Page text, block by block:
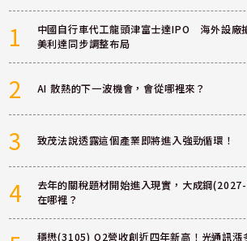
1
中國自行車代工龍頭津富士達IPO 海外設廠
美利達同步調整布局
2 AI 散熱的下一波機會，會從哪裡來？
3 致茂法說透露這個產業即將進入強勁循環！
4
去年的關稅題材開始進入現實，大成鋼
在哪裡？
穩懋(3105) Q2營收創近四年新高！光通訊漲